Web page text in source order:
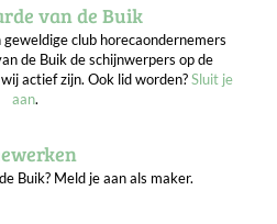
van de Buik
club horecaondernemers
de Buik de schijnwerpers op de
actief zijn. Ook lid worden?Sluit je
aan.
Buik? Meld je aan als maker.